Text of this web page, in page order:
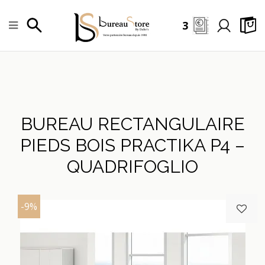
3
BUREAU RECTANGULAIRE
PIEDS BOIS PRACTIKA P4 –
QUADRIFOGLIO
-9%